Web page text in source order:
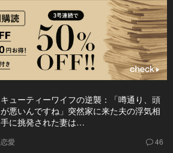
キューティーワイフの逆襲：「噂通り、頭
が悪いんですね」突然家に来た夫の浮気相
手に挑発された妻は…
恋愛 46